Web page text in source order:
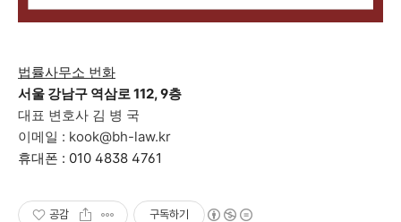
법률사무소 번화
서울 강남구 역삼로 112, 9층
대표 변호사 김 병 국
이메일 : kook@bh-law.kr
휴대폰 : 010 4838 4761
공감 구독하기